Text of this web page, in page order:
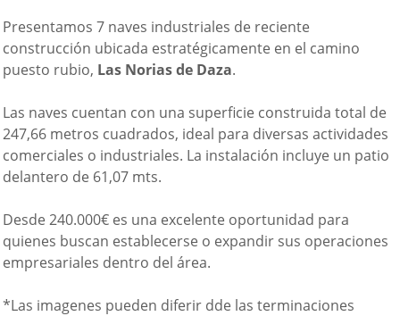
Presentamos 7 naves industriales de reciente
construcción ubicada estratégicamente en el camino
puesto rubio, Las Norias de Daza.
Las naves cuentan con una superficie construida total de
247,66 metros cuadrados, ideal para diversas actividades
comerciales o industriales. La instalación incluye un patio
delantero de 61,07 mts.
Desde 240.000€ es una excelente oportunidad para
quienes buscan establecerse o expandir sus operaciones
empresariales dentro del área.
*Las imagenes pueden diferir dde las terminaciones